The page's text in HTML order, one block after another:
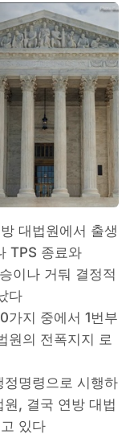
대법원에서 출생
TPS 종료와
이나 거둬 결정적
다
가지 중에서 1번부
원의 전폭지지 로
명령으로 시행하
, 결국 연방 대법
있다